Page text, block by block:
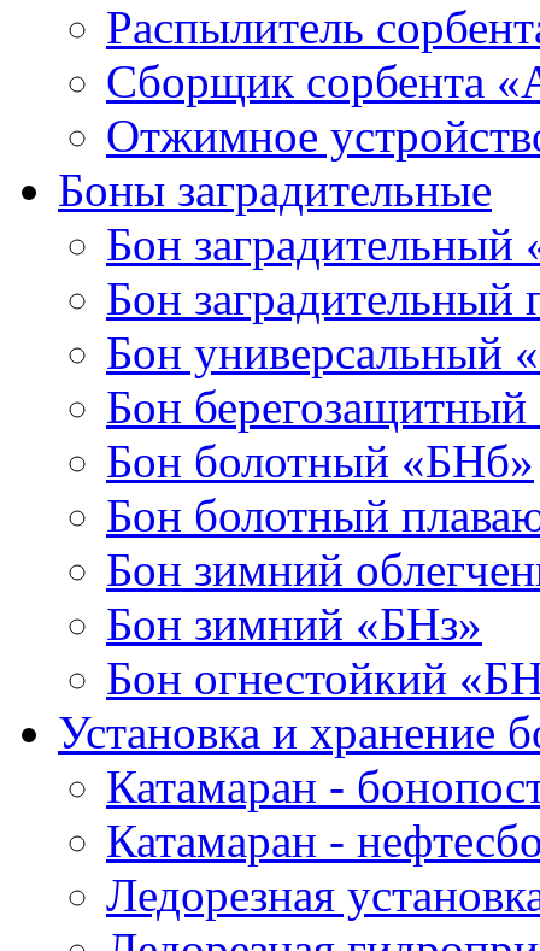
Распылитель
Сборщик сорбента
Отжимное
Боны заградительные
Бон заградительный
Бон
Бон универсальный
Бон
Бон болотный «БНб»
Бон болотный
Бон зимний
Бон зимний «БНз»
Бон огнестойкий
Установка и хранение
Катамаран -
Катамаран -
Ледорезная